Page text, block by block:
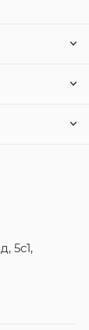
5с1,